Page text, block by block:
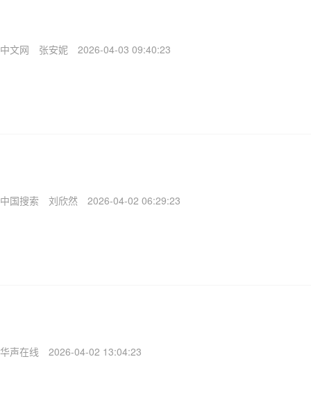
中文网 张安妮 2026-04-03 09:40:23
中国搜索 刘欣然 2026-04-02 06:29:23
华声在线 2026-04-02 13:04:23